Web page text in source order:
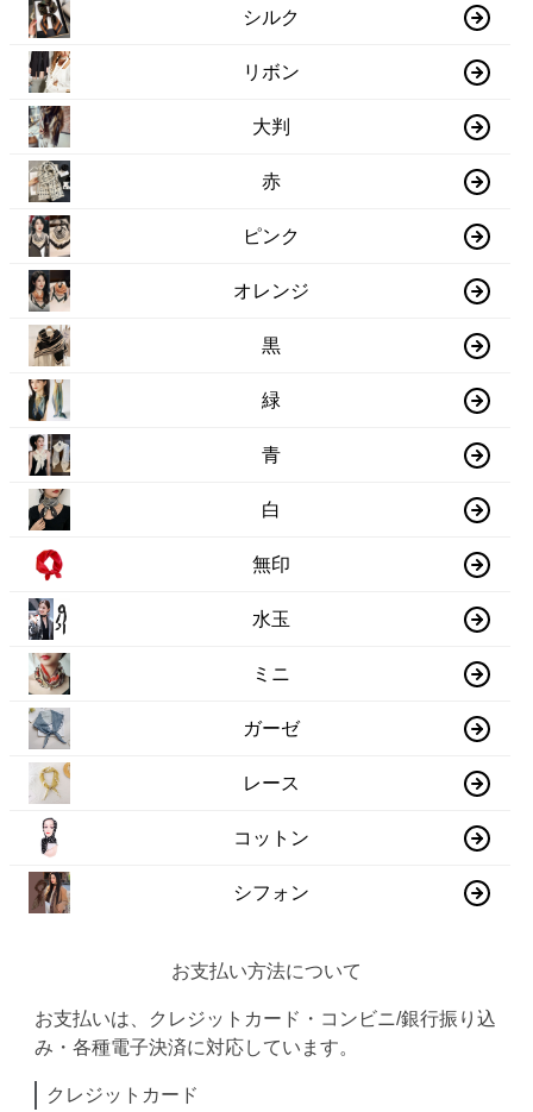
シルク
リボン
大判
赤
ピンク
オレンジ
黒
緑
青
白
無印
水玉
ミニ
ガーゼ
レース
コットン
シフォン
お支払い方法について
お支払いは、クレジットカード・コンビニ/銀行振り込
み・各種電子決済に対応しています。
クレジットカード